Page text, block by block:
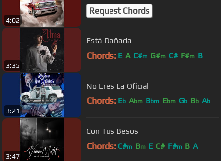
4:02
Request Chords
3:35
Está Dañada
Chords: E A C#m G#m C# F#m B
3:21
No Eres La Oficial
Chords: Eb Abm Bbm Ebm Gb Bb Ab
3:47
Con Tus Besos
Chords: C#m Bm E C# F#m B A